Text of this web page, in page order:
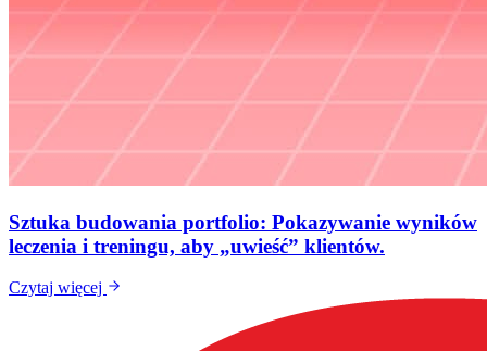
Sztuka budowania portfolio: Pokazywanie wyników
leczenia i treningu, aby „uwieść” klientów.
Czytaj więcej